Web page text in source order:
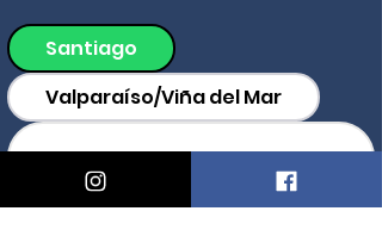
Santiago
Valparaíso/Viña del Mar